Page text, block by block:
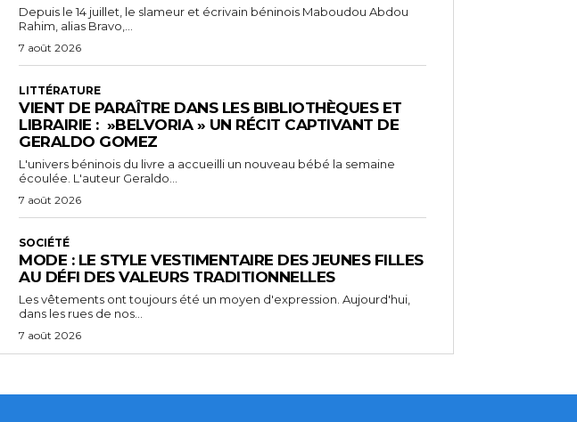
Depuis le 14 juillet, le slameur et écrivain béninois Maboudou Abdou
Rahim, alias Bravo,...
7 août 2026
LITTÉRATURE
VIENT DE PARAÎTRE DANS LES BIBLIOTHÈQUES ET
LIBRAIRIE : »BELVORIA » UN RÉCIT CAPTIVANT DE
GERALDO GOMEZ
L'univers béninois du livre a accueilli un nouveau bébé la semaine
écoulée. L'auteur Geraldo...
7 août 2026
SOCIÉTÉ
MODE : LE STYLE VESTIMENTAIRE DES JEUNES FILLES
AU DÉFI DES VALEURS TRADITIONNELLES
Les vêtements ont toujours été un moyen d'expression. Aujourd'hui,
dans les rues de nos...
7 août 2026